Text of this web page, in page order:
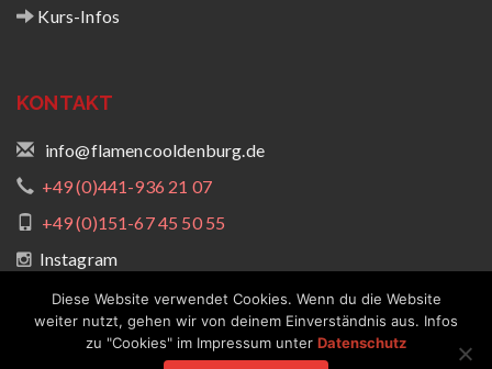
Kurs-Infos
KONTAKT
info@flamencooldenburg.de
+49 (0)441-936 21 07
+49 (0)151-67 45 50 55
Instagram
Impressum & Datenschutz
Diese Website verwendet Cookies. Wenn du die Website
weiter nutzt, gehen wir von deinem Einverständnis aus. Infos
zu "Cookies" im Impressum unter Datenschutz